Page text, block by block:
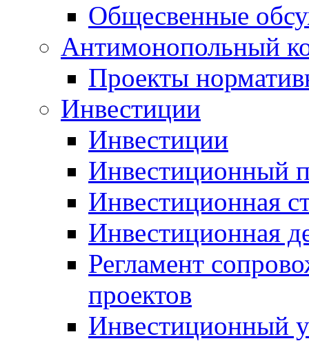
Общесвенные
Антимонопольный
Проекты
Инвестиции
Инвестиции
Инвестиционный
Инвестиционная
Инвестиционная
Регламент
проектов
Инвестиционный